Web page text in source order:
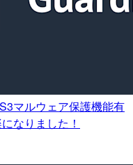
マルウェア保護機能有
なりました！